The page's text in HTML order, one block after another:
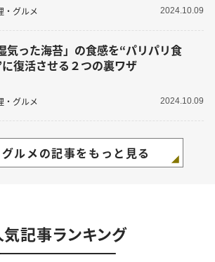
・グルメ 2024.10.09
気った海苔」の食感を“パリパリ食
復活させる２つの裏ワザ
・グルメ 2024.10.09
ルメの記事をもっと見る
気記事ランキング